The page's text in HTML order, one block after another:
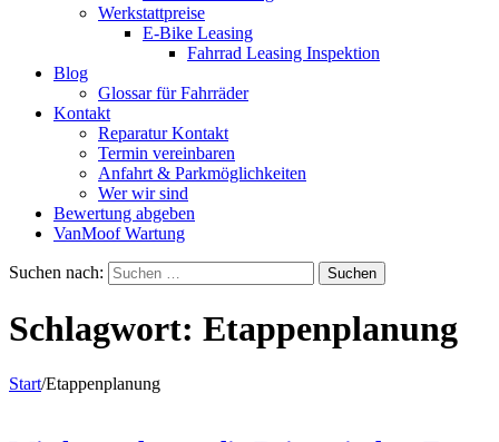
Werkstattpreise
E-Bike Leasing
Fahrrad Leasing Inspektion
Blog
Glossar für Fahrräder
Kontakt
Reparatur Kontakt
Termin vereinbaren
Anfahrt & Parkmöglichkeiten
Wer wir sind
Bewertung abgeben
VanMoof Wartung
Suchen nach:
Schlagwort: Etappenplanung
Start/Etappenplanung